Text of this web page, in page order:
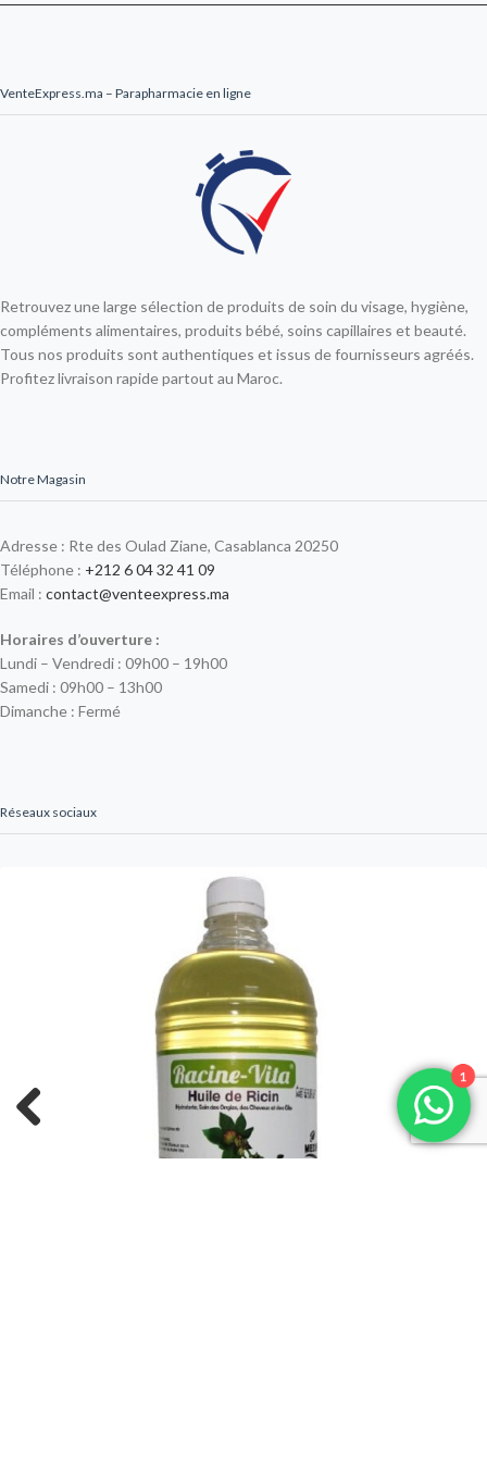
VenteExpress.ma – Parapharmacie en ligne
Retrouvez une large sélection de produits de soin du visage, hygiène,
compléments alimentaires, produits bébé, soins capillaires et beauté.
Tous nos produits sont authentiques et issus de fournisseurs agréés.
Profitez livraison rapide partout au Maroc.
Notre Magasin
Adresse : Rte des Oulad Ziane, Casablanca 20250
Téléphone : +212 6 04 32 41 09
Email : contact@venteexpress.ma
Horaires d’ouverture :
Lundi – Vendredi : 09h00 – 19h00
Samedi : 09h00 – 13h00
Dimanche : Fermé
Réseaux sociaux
Next
1